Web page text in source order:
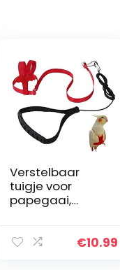
Verstelbaar
tuigje voor
papegaai,
trainingslijn voor
€10.99